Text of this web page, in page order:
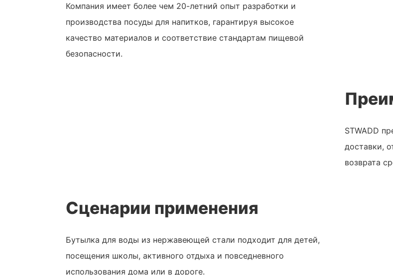
Компания имеет более чем 20-летний опыт разработки и
производства посуды для напитков, гарантируя высокое
качество материалов и соответствие стандартам пищевой
безопасности.
STWADD
доставки,
возврата
Сценарии применения
Бутылка для воды из нержавеющей стали подходит для детей,
посещения школы, активного отдыха и повседневного
использования дома или в дороге.